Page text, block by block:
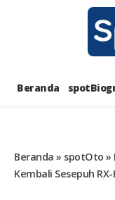
Beranda
Beranda » spotOto »
Kembali Sesepuh